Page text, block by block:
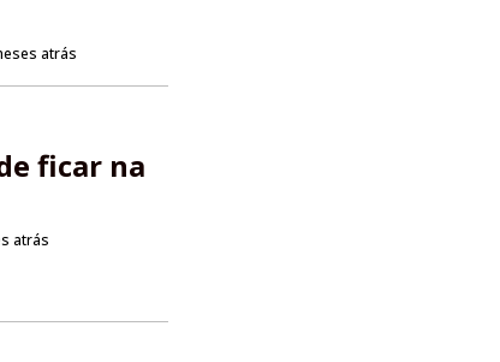
atrás
ficar na
atrás